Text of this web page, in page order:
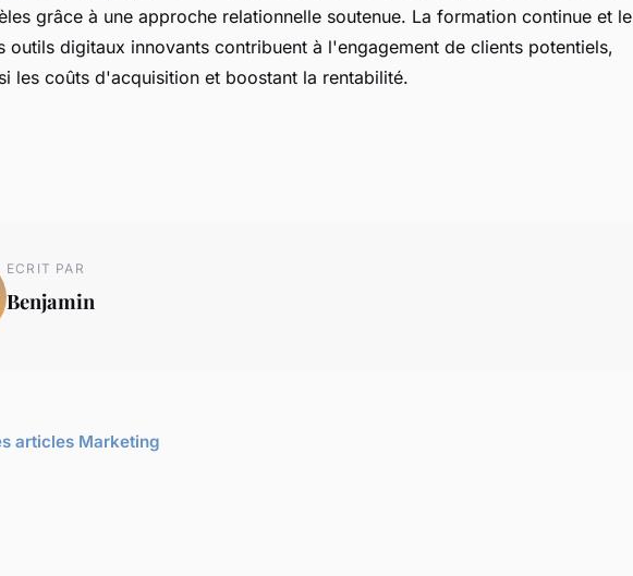
grâce à une approche relationnelle soutenue. La formation continue et le
outils digitaux innovants contribuent à l'engagement de clients potentiels,
les coûts d'acquisition et boostant la rentabilité.
ECRIT PAR
Benjamin
articles Marketing